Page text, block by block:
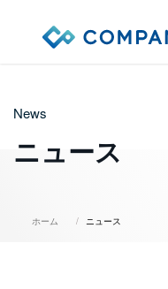
人事管理
システム選定支援
セミナー
News
ニュース
ホーム ニュース